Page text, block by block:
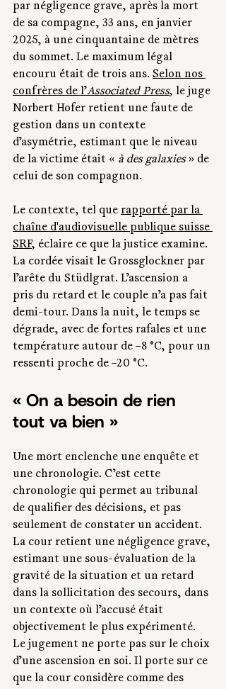
par négligence grave, après la mort
de sa compagne, 33 ans, en janvier
2025, à une cinquantaine de mètres
du sommet. Le maximum légal
encouru était de trois ans. Selon nos
confrères de l’Associated Press, le juge
Norbert Hofer retient une faute de
gestion dans un contexte
d’asymétrie, estimant que le niveau
de la victime était « à des galaxies » de
celui de son compagnon.
Le contexte, tel que rapporté par la
chaîne d'audiovisuelle publique suisse
SRF, éclaire ce que la justice examine.
La cordée visait le Grossglockner par
l’arête du Stüdlgrat. L’ascension a
pris du retard et le couple n’a pas fait
demi-tour. Dans la nuit, le temps se
dégrade, avec de fortes rafales et une
température autour de −8 °C, pour un
ressenti proche de −20 °C.
« On a besoin de rien
tout va bien »
Une mort enclenche une enquête et
une chronologie. C’est cette
chronologie qui permet au tribunal
de qualifier des décisions, et pas
seulement de constater un accident.
La cour retient une négligence grave,
estimant une sous-évaluation de la
gravité de la situation et un retard
dans la sollicitation des secours, dans
un contexte où l’accusé était
objectivement le plus expérimenté.
Le jugement ne porte pas sur le choix
d’une ascension en soi. Il porte sur ce
que la cour considère comme des